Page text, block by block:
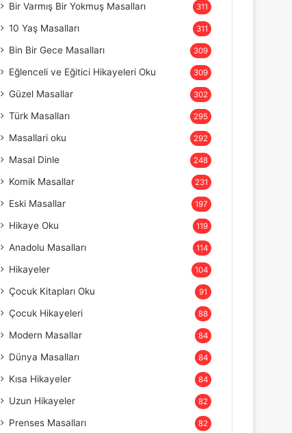
Bir Varmış Bir Yokmuş Masalları 311
10 Yaş Masalları 311
Bin Bir Gece Masalları 309
Eğlenceli ve Eğitici Hikayeleri Oku 309
Güzel Masallar 302
Türk Masalları 295
Masallari oku 292
Masal Dinle 248
Komik Masallar 231
Eski Masallar 197
Hikaye Oku 119
Anadolu Masalları 114
Hikayeler 104
Çocuk Kitapları Oku 91
Çocuk Hikayeleri 88
Modern Masallar 84
Dünya Masalları 84
Kısa Hikayeler 84
Uzun Hikayeler 82
Prenses Masalları 82